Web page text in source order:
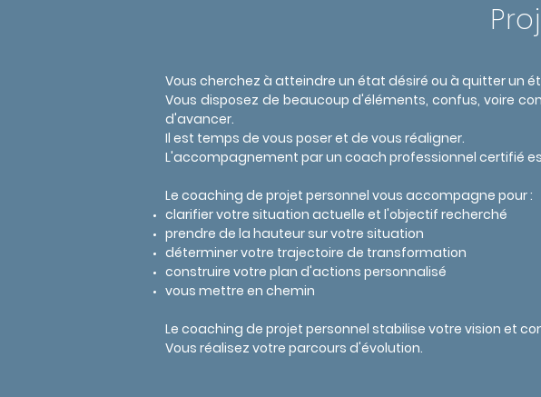
Vous cherchez à atteindre un état désiré ou à quitter un
Vous disposez de beaucoup d'éléments, confus, voire
d'avancer.
Il est temps de vous poser et de vous réaligner.
L'accompagnement par un coach professionnel certifié
Le coaching de projet personnel vous accompagne pour :
clarifier votre situation actuelle et l'objectif recherché
prendre de la hauteur sur votre situation
déterminervotre trajectoire de transformation
construire votre plan d'actions personnalisé
vous mettre en chemin
Le coaching de projet personnel stabilise votre vision et
Vous réalisez votre parcours d'évolution.